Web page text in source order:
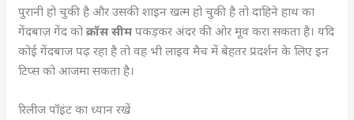
पुरानी हो चुकी है और उसकी शाइन खत्म हो चुकी है तो दाहिने हाथ का
गेंदबाज़ गेंद कोक्रॉस सीमपकड़कर अंदर की ओर मूव करा सकता है। यदि
कोई गेंदबाज पढ़ रहा है तो वह भी लाइव मैच में बेहतर प्रदर्शन के लिए इन
टिप्स को आजमा सकता है।
रिलीज पॉइंट का ध्यान रखें